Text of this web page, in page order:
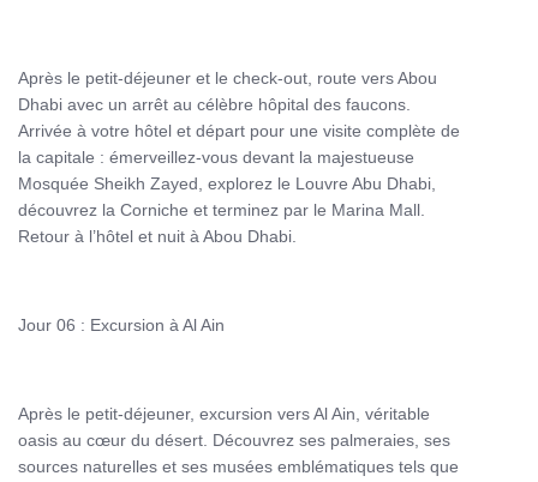
Après le petit-déjeuner et le check-out, route vers Abou
Dhabi avec un arrêt au célèbre hôpital des faucons.
Arrivée à votre hôtel et départ pour une visite complète de
la capitale : émerveillez-vous devant la majestueuse
Mosquée Sheikh Zayed, explorez le Louvre Abu Dhabi,
découvrez la Corniche et terminez par le Marina Mall.
Retour à l’hôtel et nuit à Abou Dhabi.
Jour 06 : Excursion à Al Ain
Après le petit-déjeuner, excursion vers Al Ain, véritable
oasis au cœur du désert. Découvrez ses palmeraies, ses
sources naturelles et ses musées emblématiques tels que